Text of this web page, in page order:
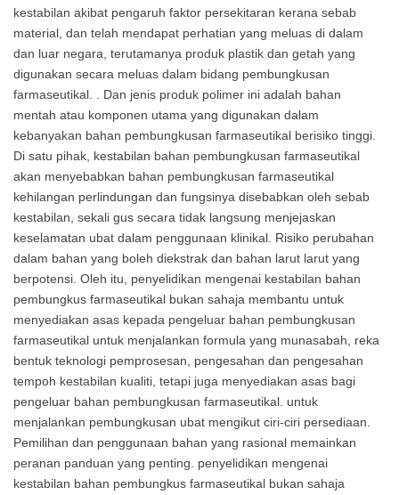
kestabilan akibat pengaruh faktor persekitaran kerana sebab
material, dan telah mendapat perhatian yang meluas di dalam
dan luar negara, terutamanya produk plastik dan getah yang
digunakan secara meluas dalam bidang pembungkusan
farmaseutikal. . Dan jenis produk polimer ini adalah bahan
mentah atau komponen utama yang digunakan dalam
kebanyakan bahan pembungkusan farmaseutikal berisiko tinggi.
Di satu pihak, kestabilan bahan pembungkusan farmaseutikal
akan menyebabkan bahan pembungkusan farmaseutikal
kehilangan perlindungan dan fungsinya disebabkan oleh sebab
kestabilan, sekali gus secara tidak langsung menjejaskan
keselamatan ubat dalam penggunaan klinikal. Risiko perubahan
dalam bahan yang boleh diekstrak dan bahan larut larut yang
berpotensi. Oleh itu, penyelidikan mengenai kestabilan bahan
pembungkus farmaseutikal bukan sahaja membantu untuk
menyediakan asas kepada pengeluar bahan pembungkusan
farmaseutikal untuk menjalankan formula yang munasabah, reka
bentuk teknologi pemprosesan, pengesahan dan pengesahan
tempoh kestabilan kualiti, tetapi juga menyediakan asas bagi
pengeluar bahan pembungkusan farmaseutikal. untuk
menjalankan pembungkusan ubat mengikut ciri-ciri persediaan.
Pemilihan dan penggunaan bahan yang rasional memainkan
peranan panduan yang penting. penyelidikan mengenai
kestabilan bahan pembungkus farmaseutikal bukan sahaja